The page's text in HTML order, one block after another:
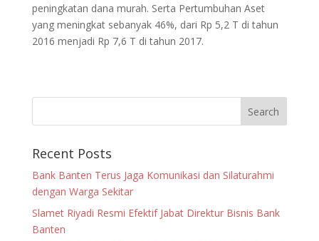
peningkatan dana murah. Serta Pertumbuhan Aset
yang meningkat sebanyak 46%, dari Rp 5,2 T di tahun
2016 menjadi Rp 7,6 T di tahun 2017.
Recent Posts
Bank Banten Terus Jaga Komunikasi dan Silaturahmi
dengan Warga Sekitar
Slamet Riyadi Resmi Efektif Jabat Direktur Bisnis Bank
Banten